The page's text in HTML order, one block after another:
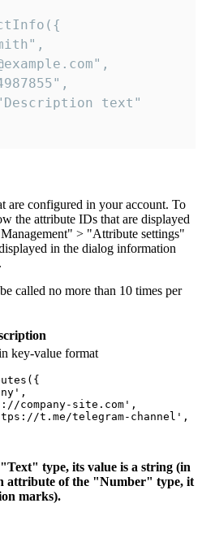
text"
are configured in your account. To
the attribute IDs that are displayed
> "Attribute settings"
in the dialog information
called no more than 10 times per
key-value format
company-site.com',
t.me/telegram-channel',
type, its value is a string (in
attribute of the "Number" type, it
marks).